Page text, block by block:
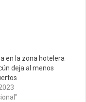
en la zona hotelera
deja al menos